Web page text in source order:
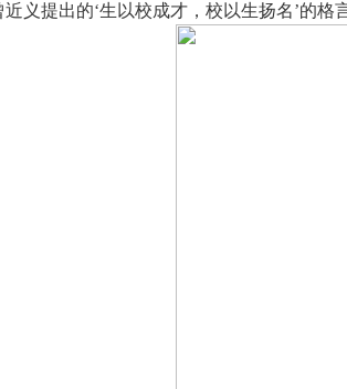
义提出的‘生以校成才，校以生扬名’的格